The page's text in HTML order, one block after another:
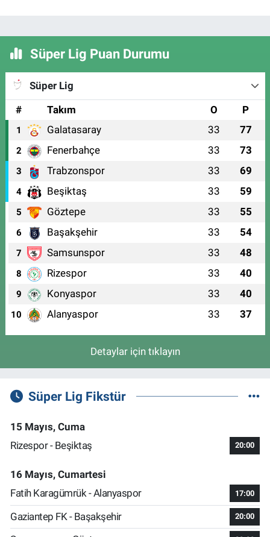
Süper Lig Puan Durumu
Süper Lig
#
Takım O P
1 Galatasaray 33 77
2 Fenerbahçe 33 73
3 Trabzonspor 33 69
4 Beşiktaş 33 59
5 Göztepe 33 55
6 Başakşehir 33 54
7 Samsunspor 33 48
8 Rizespor 33 40
9 Konyaspor 33 40
10 Alanyaspor 33 37
Detaylar için tıklayın
Süper Lig Fikstür
15 Mayıs, Cuma
Rizespor - Beşiktaş
20:00
16 Mayıs, Cumartesi
Fatih Karagümrük - Alanyaspor
17:00
Gaziantep FK - Başakşehir 20:00